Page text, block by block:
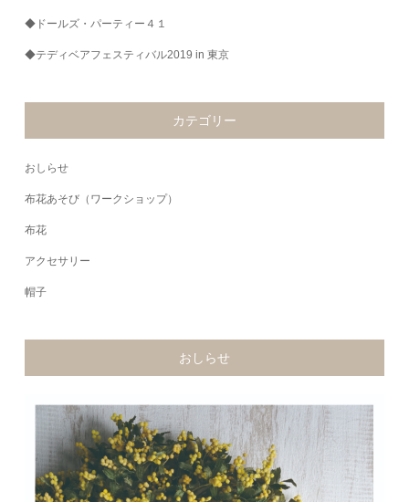
◆ドールズ・パーティー４１
◆テディベアフェスティバル2019 in 東京
カテゴリー
おしらせ
布花あそび（ワークショップ）
布花
アクセサリー
帽子
おしらせ